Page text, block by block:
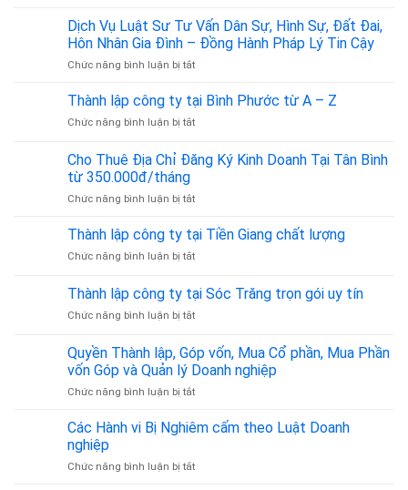
hành
khách
bao
Cập
định
dụng
chuyên
viên
kế
dịch
vụ
thuế
Dịch Vụ Luật Sư Tư Vấn Dân Sự, Hình Sự, Đất Đai,
Hôn Nhân Gia Đình – Đồng Hành Pháp Lý Tin Cậy
Chức năng bình luận bị tắtở
Vụ
Luật
Sư
Vấn
Hình
Đất
Gia
Đình
Hành
Pháp
Lý
Cậy
Thành lập công ty tại Bình Phước từ A – Z
Chức năng bình luận bị tắtở
lập
công
tại
Phước
từ
A
Z
Cho Thuê Địa Chỉ Đăng Ký Kinh Doanh Tại Tân Bình
từ 350.000đ/tháng
Chức năng bình luận bị tắtở
Thuê
Địa
Chỉ
Ký
Doanh
Tân
Bình
Thành lập công ty tại Tiền Giang chất lượng
Chức năng bình luận bị tắtở
lập
công
ty
Tiền
Giang
lượng
Thành lập công ty tại Sóc Trăng trọn gói uy tín
Chức năng bình luận bị tắtở
lập
công
ty
tại
Trăng
uy
Quyền Thành lập, Góp vốn, Mua Cổ phần, Mua Phần
vốn Góp và Quản lý Doanh nghiệp
Chức năng bình luận bị tắtở
Thành
vốn,
Các Hành vi Bị Nghiêm cấm theo Luật Doanh
nghiệp
Chức năng bình luận bị tắtở